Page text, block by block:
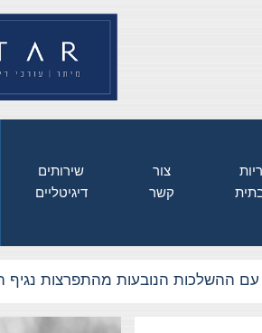
צור
קשר
שירותים
דיגיטליים
ההשלכות הנובעות מהתפרצות נגיף